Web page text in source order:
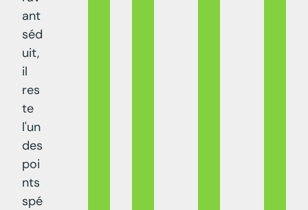
ant
séd
uit,
il
res
te
l'un
des
poi
nts
spé